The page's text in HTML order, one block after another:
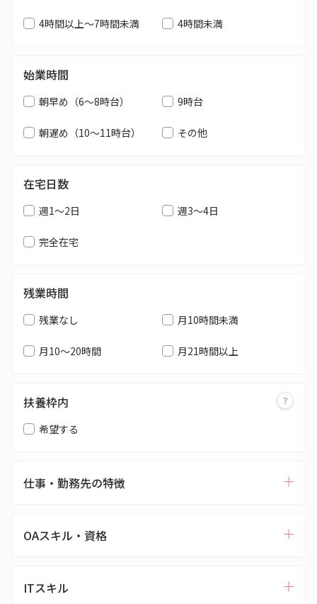
4時間以上～7時間未満 4時間未満
始業時間
朝早め（6～8時台） 9時台
朝遅め（10～11時台） その他
在宅日数
週1～2日 週3～4日
完全在宅
残業時間
残業なし 月10時間未満
月10～20時間 月21時間以上
扶養枠内
希望する
仕事・勤務先の特徴
OAスキル・資格
ITスキル